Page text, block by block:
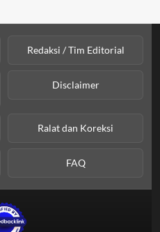
Redaksi / Tim Editorial
Disclaimer
Ralat dan Koreksi
FAQ